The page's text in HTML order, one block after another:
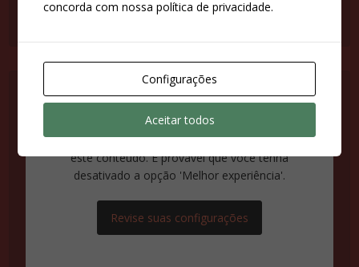
Suas configurações estão impedindo que você veja
este conteúdo. É provável que você tenha
desativado a opção 'Melhor experiência'.
Revise suas configurações
concorda com nossa política de privacidade.
Configurações
Aceitar todos